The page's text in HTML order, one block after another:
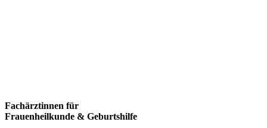
Fachärztinnen für
Frauenheilkunde & Geburtshilfe